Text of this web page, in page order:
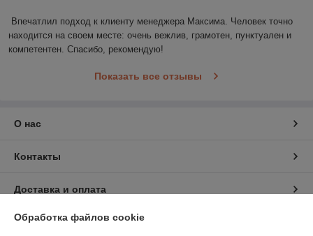
Впечатлил подход к клиенту менеджера Максима. Человек точно
находится на своем месте: очень вежлив, грамотен, пунктуален и
компетентен. Спасибо, рекомендую!
Показать все отзывы
О нас
Контакты
Доставка и оплата
График работы
Обработка файлов cookie